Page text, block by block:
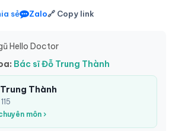
sẻ Zalo🔗 Copy link
Hello Doctor
Bác sĩ Đỗ Trung Thành
Thành
môn ›